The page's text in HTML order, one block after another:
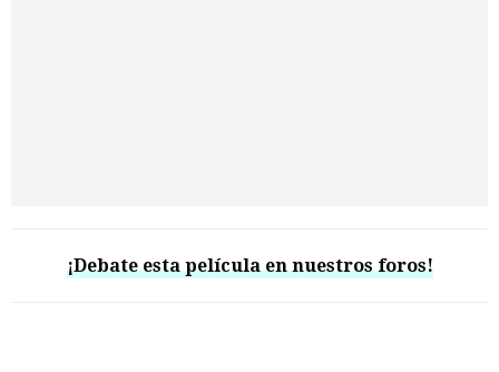
¡Debate esta película en nuestros foros!